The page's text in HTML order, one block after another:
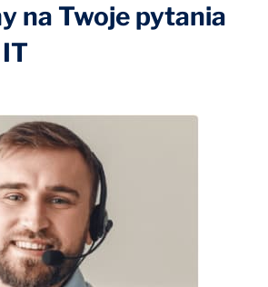
na Twoje pytania